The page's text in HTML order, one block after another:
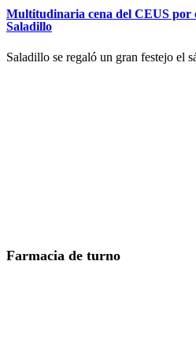
Multitudinaria cena del CEUS por
Saladillo
Saladillo se regaló un gran festejo el
Farmacia de turno